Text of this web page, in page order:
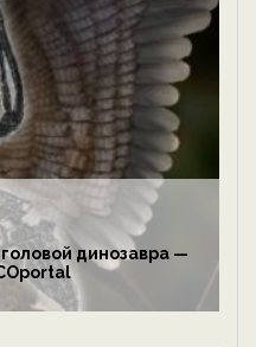
динозавра —